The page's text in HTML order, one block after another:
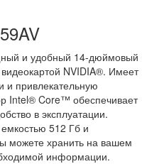
и удобный 14-дюймовый
видеокартой NVIDIA®. Имеет
и привлекательную
Intel® Core™ обеспечивает
в эксплуатации.
512 Гб и
можете хранить на вашем
информации.